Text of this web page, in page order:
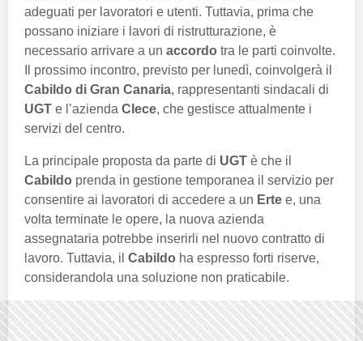
adeguati per lavoratori e utenti. Tuttavia, prima che
possano iniziare i lavori di ristrutturazione, è
necessario arrivare a un accordo tra le parti coinvolte.
Il prossimo incontro, previsto per lunedì, coinvolgerà il
Cabildo di Gran Canaria, rappresentanti sindacali di
UGT e l’azienda Clece, che gestisce attualmente i
servizi del centro.
La principale proposta da parte di UGT è che il
Cabildo prenda in gestione temporanea il servizio per
consentire ai lavoratori di accedere a un Erte e, una
volta terminate le opere, la nuova azienda
assegnataria potrebbe inserirli nel nuovo contratto di
lavoro. Tuttavia, il Cabildo ha espresso forti riserve,
considerandola una soluzione non praticabile.